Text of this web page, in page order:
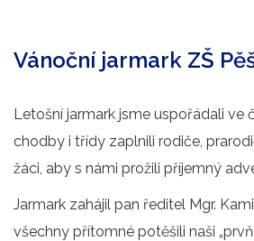
Vánoční jarmark ZŠ
Letošní jarmark jsme uspořádali ve
chodby i třídy zaplnili rodiče,
žáci, aby s námi prožili příjemný
Jarmark zahájil pan ředitel Mgr.
všechny přítomné potěšili naši